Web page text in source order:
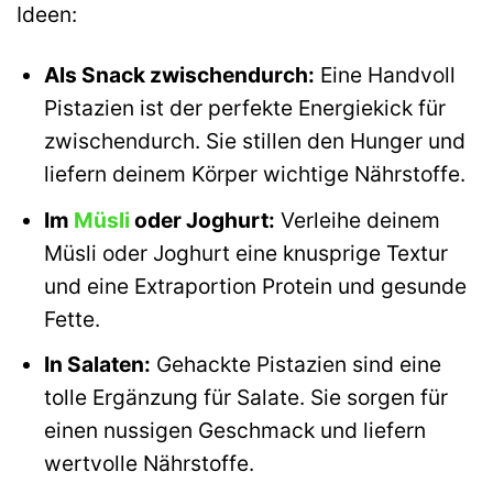
Ideen:
Als Snack zwischendurch: Eine Handvoll
Pistazien ist der perfekte Energiekick für
zwischendurch. Sie stillen den Hunger und
liefern deinem Körper wichtige Nährstoffe.
Im Müsli oder Joghurt: Verleihe deinem
Müsli oder Joghurt eine knusprige Textur
und eine Extraportion Protein und gesunde
Fette.
In Salaten: Gehackte Pistazien sind eine
tolle Ergänzung für Salate. Sie sorgen für
einen nussigen Geschmack und liefern
wertvolle Nährstoffe.